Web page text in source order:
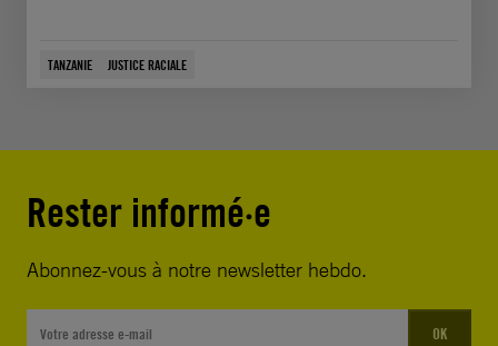
TANZANIE JUSTICE RACIALE
Rester informé·e
Abonnez-vous à notre newsletter hebdo.
OK